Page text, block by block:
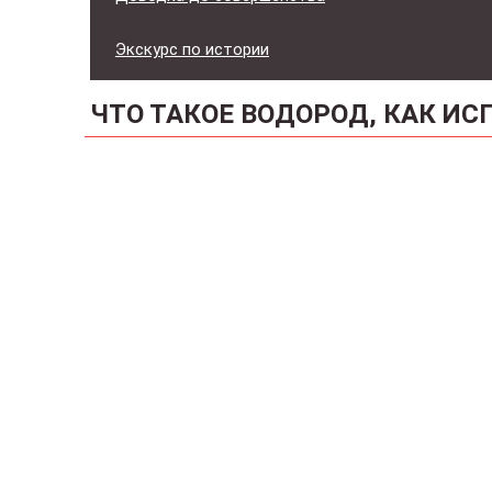
Экскурс по истории
ЧТО ТАКОЕ ВОДОРОД, КАК